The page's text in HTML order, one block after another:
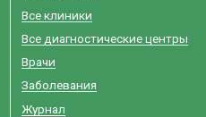
Все клиники
Все диагностические центры
Врачи
Заболевания
Журнал